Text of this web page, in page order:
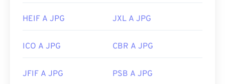
HEIF A JPG JXL A JPG
ICO A JPG CBR A JPG
JFIF A JPG PSB A JPG